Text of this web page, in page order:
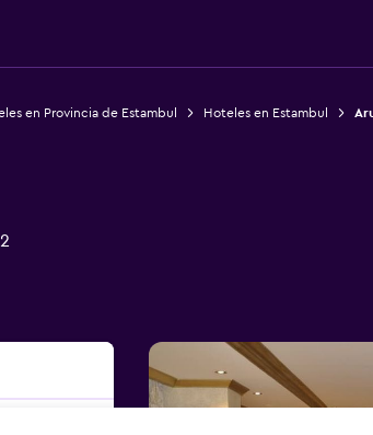
en Provincia de Estambul Hoteles en Estambul